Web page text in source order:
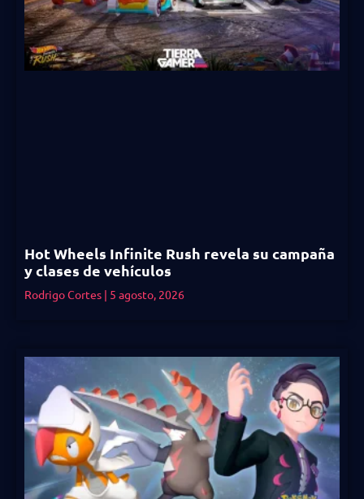
Hot Wheels Infinite Rush revela su campaña
y clases de vehículos
Rodrigo Cortes 5 agosto, 2026